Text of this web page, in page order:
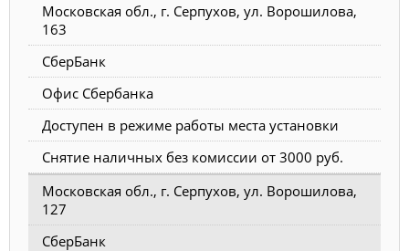
Московская обл., г. Серпухов, ул. Ворошилова,
163
СберБанк
Офис Сбербанка
Доступен в режиме работы места установки
Снятие наличных без комиссии от 3000 руб.
Московская обл., г. Серпухов, ул. Ворошилова,
127
СберБанк